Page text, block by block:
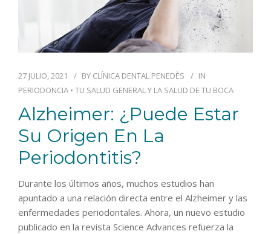
27 JULIO, 2021 BY CLÍNICA DENTAL PENEDÈS
IN
PERIODONCIA • TU SALUD GENERAL Y LA SALUD DE TU BOCA
Alzheimer: ¿Puede Estar
Su Origen En La
Periodontitis?
Durante los últimos años, muchos estudios han
apuntado a una relación directa entre el Alzheimer y las
enfermedades periodontales. Ahora, un nuevo estudio
publicado en la revista Science Advances refuerza la